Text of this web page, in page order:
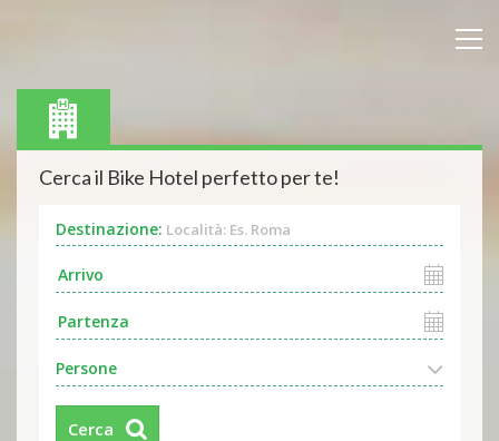
Cerca il Bike Hotel perfetto per te!
Destinazione: Località: Es. Roma
Persone
Cerca